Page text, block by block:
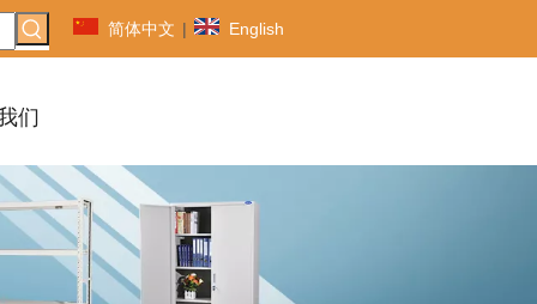
简体中文 | English
们